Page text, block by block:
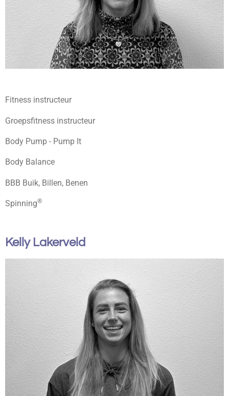
Fitness instructeur
Groepsfitness instructeur
Body Pump - Pump It
Body Balance
BBB Buik, Billen, Benen
Spinning®
Kelly Lakerveld